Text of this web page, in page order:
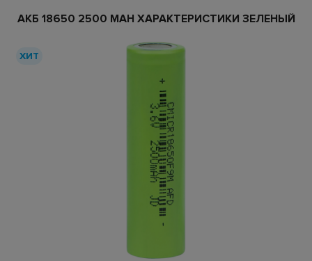
АКБ 18650 2500 MAH ХАРАКТЕРИСТИКИ ЗЕЛЕНЫЙ
ХИТ